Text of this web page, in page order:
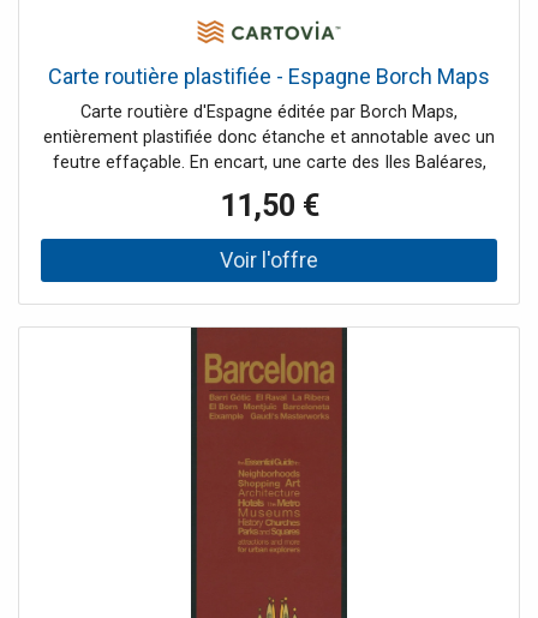
Carte routière plastifiée - Espagne Borch Maps
Carte routière d'Espagne éditée par Borch Maps,
entièrement plastifiée donc étanche et annotable avec un
feutre effaçable. En encart, une carte des Iles Baléares,
11,50 €